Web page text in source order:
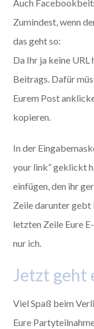
Auch
Zumindest, wenn
das geht so:
Da Ihr ja keine
Beitrags. Dafür
Eurem Post
kopieren.
In der
your link” geklickt
einfügen, den ihr
Zeile darunter gebt
letzten Zeile Eure
nur ich.
Jetzt geht
Viel Spaß beim
Eure